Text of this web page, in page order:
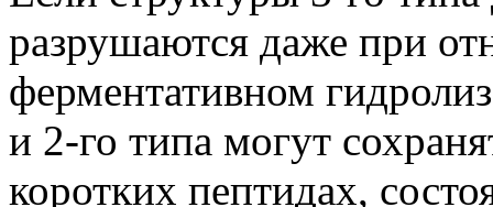
разрушаются даже при
ферментативном
и 2-го типа могут
коротких пептидах,